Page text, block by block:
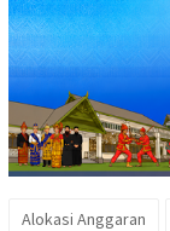
Alokasi Anggaran